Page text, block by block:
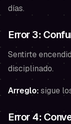
días.
Error 3:
Sentirte
disciplinado.
Arreglo:sigue
Error 4: